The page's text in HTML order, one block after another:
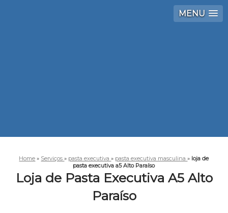
MENU
Home » Serviços» pasta executiva» pasta executiva masculina» loja de
pasta executiva a5 Alto Paraíso
Loja de Pasta Executiva A5 Alto
Paraíso